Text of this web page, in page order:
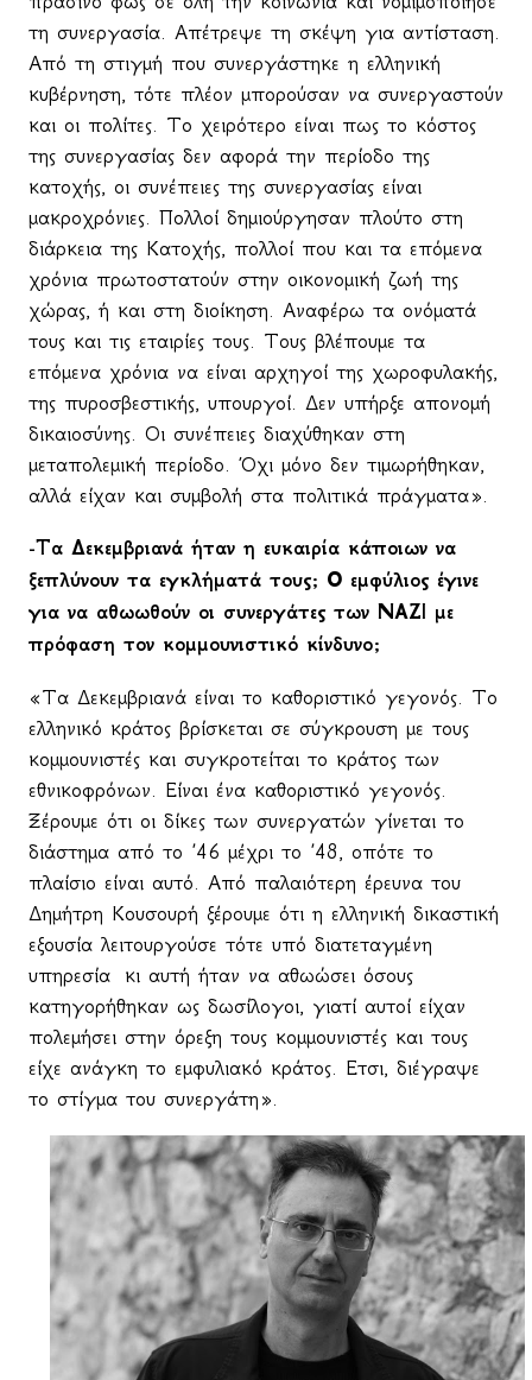
τη συνεργασία. Απέτρεψε τη σκέψη για αντίσταση.
Από τη στιγμή που συνεργάστηκε η ελληνική
κυβέρνηση, τότε πλέον μπορούσαν να συνεργαστούν
και οι πολίτες. Το χειρότερο είναι πως το κόστος
της συνεργασίας δεν αφορά την περίοδο της
κατοχής, οι συνέπειες της συνεργασίας είναι
μακροχρόνιες. Πολλοί δημιούργησαν πλούτο στη
διάρκεια της Κατοχής, πολλοί που και τα επόμενα
χρόνια πρωτοστατούν στην οικονομική ζωή της
χώρας, ή και στη διοίκηση. Αναφέρω τα ονόματά
τους και τις εταιρίες τους. Τους βλέπουμε τα
επόμενα χρόνια να είναι αρχηγοί της χωροφυλακής,
της πυροσβεστικής, υπουργοί. Δεν υπήρξε απονομή
δικαιοσύνης. Οι συνέπειες διαχύθηκαν στη
μεταπολεμική περίοδο. Όχι μόνο δεν τιμωρήθηκαν,
αλλά είχαν και συμβολή στα πολιτικά πράγματα».
-Τα Δεκεμβριανά ήταν η ευκαιρία κάποιων να
ξεπλύνουν τα εγκλήματά τους; Ο εμφύλιος έγινε
για να αθωωθούν οι συνεργάτες των ΝΑΖΙ με
πρόφαση τον κομμουνιστικό κίνδυνο;
«Τα Δεκεμβριανά είναι το καθοριστικό γεγονός. Το
ελληνικό κράτος βρίσκεται σε σύγκρουση με τους
κομμουνιστές και συγκροτείται το κράτος των
εθνικοφρόνων. Είναι ένα καθοριστικό γεγονός.
Ξέρουμε ότι οι δίκες των συνεργατών γίνεται το
διάστημα από το ’46 μέχρι το ’48, οπότε το
πλαίσιο είναι αυτό. Από παλαιότερη έρευνα του
Δημήτρη Κουσουρή ξέρουμε ότι η ελληνική δικαστική
εξουσία λειτουργούσε τότε υπό διατεταγμένη
υπηρεσία
κι αυτή ήταν να αθωώσει όσους
κατηγορήθηκαν ως δωσίλογοι, γιατί αυτοί είχαν
πολεμήσει στην όρεξη τους κομμουνιστές και τους
είχε ανάγκη το εμφυλιακό κράτος. Ετσι, διέγραψε
το στίγμα του συνεργάτη».